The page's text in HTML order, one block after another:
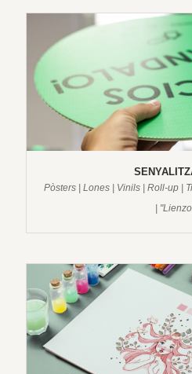
Pòsters | Lones | Vinils | Roll-up |
|